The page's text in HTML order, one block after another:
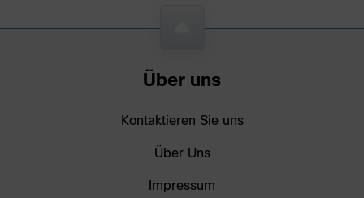
Über uns
Kontaktieren Sie uns
Über Uns
Impressum